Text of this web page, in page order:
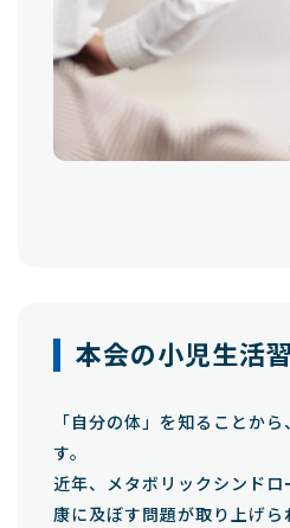
本会の小児生活
「自分の体」を知ることか
す。
近年、メタボリックシンド
康に及ぼす問題が取り上げら